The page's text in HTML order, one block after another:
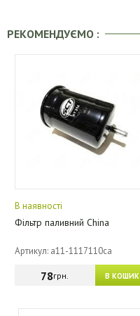
РЕКОМЕНДУЄМО :
В наявності
Фільтр паливний China
Артикул: a11-1117110ca
В КОШИК
78грн.